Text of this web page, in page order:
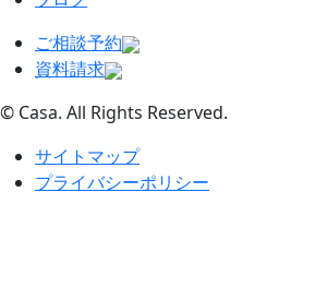
ご相談予約
資料請求
© Casa. All Rights Reserved.
サイトマップ
プライバシーポリシー